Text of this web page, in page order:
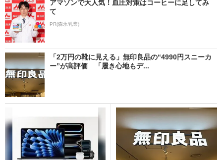
アマゾンで大人気！血圧対策はコーヒーに足してみ
て
PR(森永乳業)
「2万円の靴に見える」無印良品の“4990円スニーカ
ー”が高評価 「履き心地もデ...